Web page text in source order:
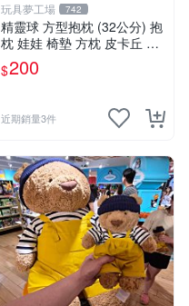
玩具夢工場 742
精靈球 方型抱枕 (32公分) 抱
枕 娃娃 椅墊 方枕 皮卡丘 神
奇寶貝 寶可夢
$200
近期銷量3件